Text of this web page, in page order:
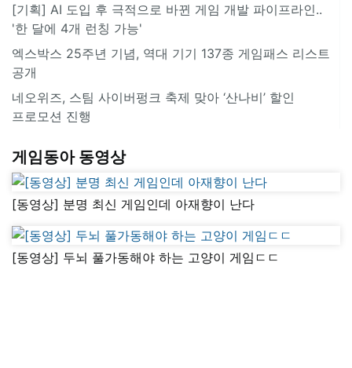
[기획] AI 도입 후 극적으로 바뀐 게임 개발 파이프라인..
'한 달에 4개 런칭 가능'
엑스박스 25주년 기념, 역대 기기 137종 게임패스 리스트
공개
네오위즈, 스팀 사이버펑크 축제 맞아 ‘산나비’ 할인
프로모션 진행
게임동아 동영상
[동영상] 분명 최신 게임인데 아재향이 난다
[동영상] 두뇌 풀가동해야 하는 고양이 게임ㄷㄷ